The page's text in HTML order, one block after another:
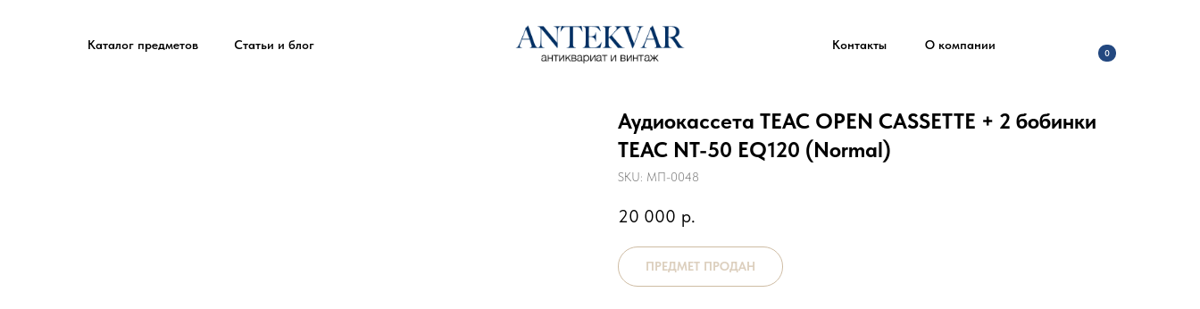
Каталог предметов Статьи и блог Контакты О компании
0
Аудиокассета TEAC OPEN CASSETTE + 2 бобинки
TEAC NT-50 EQ120 (Normal)
SKU: МП-0048
20 000 р.